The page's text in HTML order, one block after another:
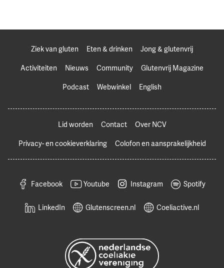
Ziek van gluten Eten & drinken
Jong & glutenvrij
Activiteiten
Nieuws Community
Glutenvrij Magazine
Podcast
Webwinkel English
Lid worden Contact
Over NCV
Privacy- en cookieverklaring
Colofon en aansprakelijkheid
Facebook Youtube Instagram Spotify
LinkedIn Glutenscreen.nl Coeliactive.nl